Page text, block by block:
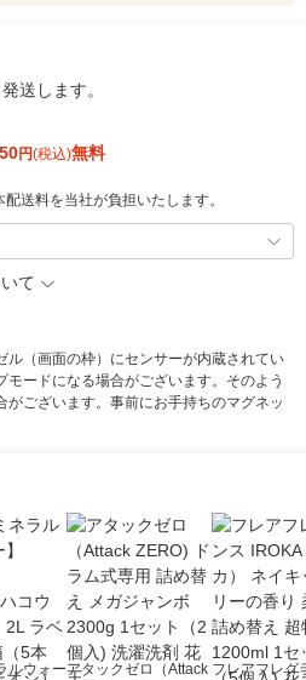
送します。
円(税込)無料
送料を当社が負担いたします。
て
ル（画面の枠）にセンサーが内蔵されてい
ードになる場合がございます。そのよう
ございます。事前にお手持ちのマグネッ
ルウォーアタックゼロ（Attack フレアフレグ